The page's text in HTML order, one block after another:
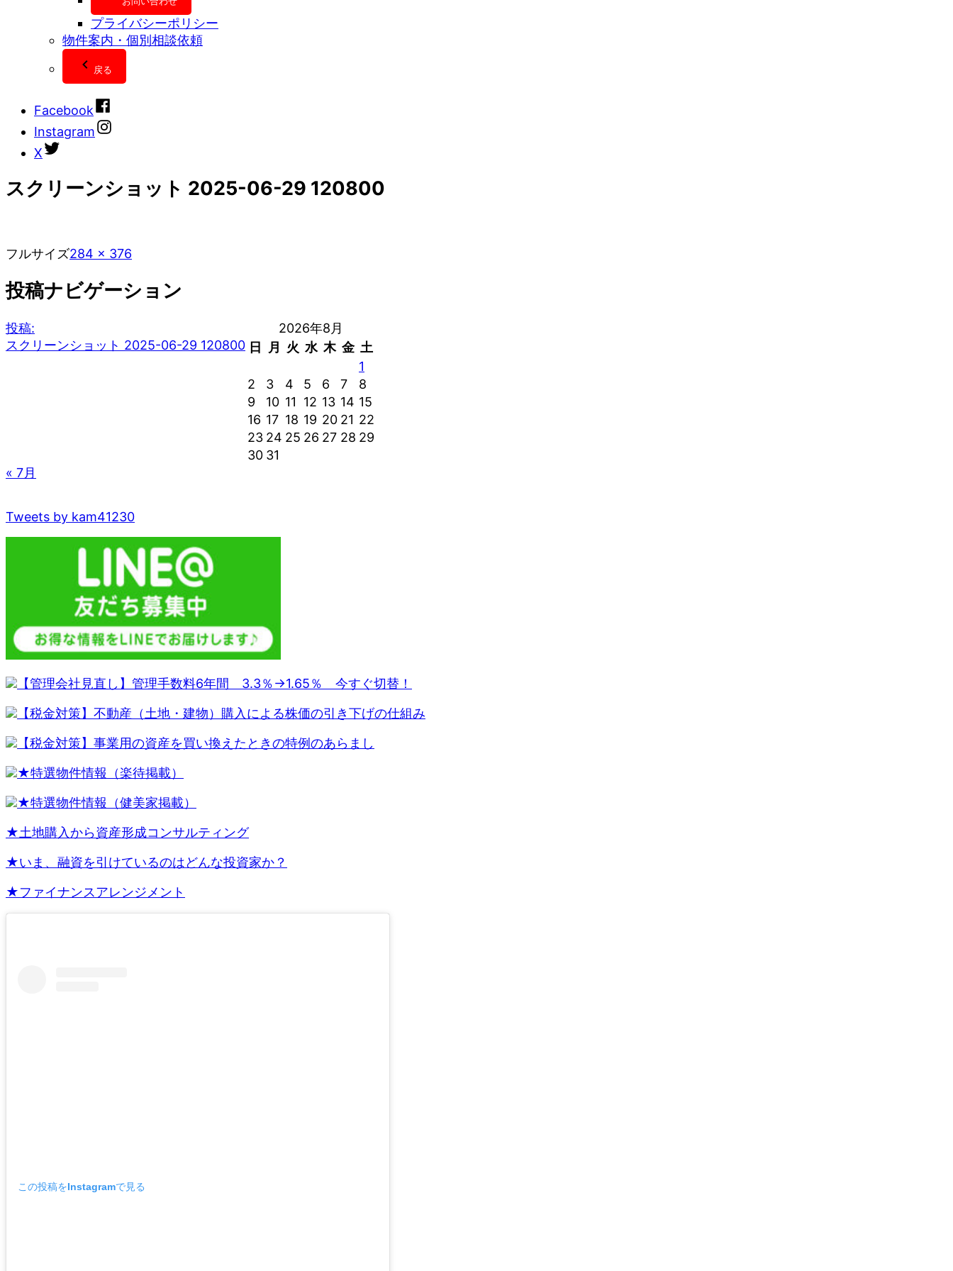
プライバシーポリシー
物件案内・個別相談依頼
戻る
Facebook
Instagram
X
スクリーンショット 2025-06-29 120800
フルサイズ284 × 376
投稿ナビゲーション
投稿:
スクリーンショット 2025-06-29 120800
2026年8月
日
月 火 水 木 金 土
1
2
3 4 5 6 7
8
9
10 11 12 13 14 15
16 17 18 19 20 21 22
23 24 25 26 27 28 29
30 31
« 7月
Tweets by kam41230
【管理会社見直し】管理手数料6年間 3.3％→1.65％ 今すぐ切替！
【税金対策】不動産（土地・建物）購入による株価の引き下げの仕組み
【税金対策】事業用の資産を買い換えたときの特例のあらまし
★特選物件情報（楽待掲載）
★特選物件情報（健美家掲載）
★土地購入から資産形成コンサルティング
★いま、融資を引けているのはどんな投資家か？
★ファイナンスアレンジメント
この投稿をInstagramで見る